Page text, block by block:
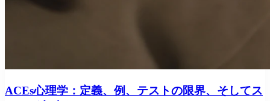
ACEs心理学：定義、例、テストの限界、そしてス